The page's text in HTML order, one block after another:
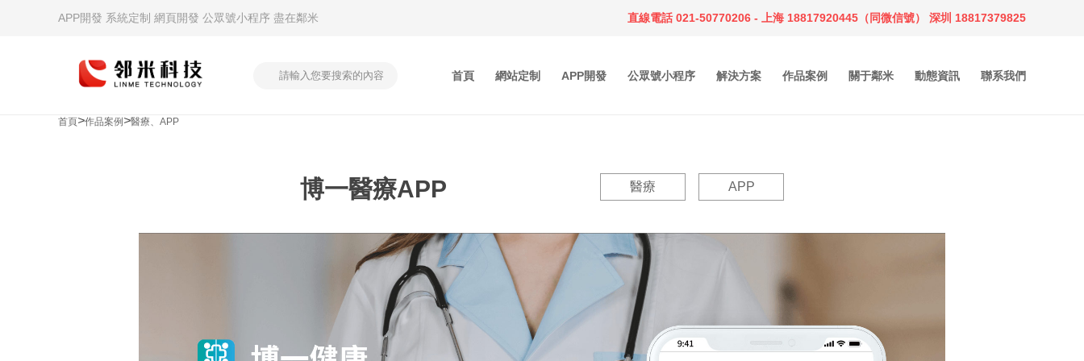
APP開發 系統定制 網頁開發 公眾號小程序 盡在鄰米 直線電話 021-50770206 - 上海 18817920445（同微信號） 深圳 18817379825
首頁 網站定制 APP開發 公眾號小程序 解決方案 作品案例 關于鄰米 動態資訊 聯系我們
解決方案
作品案例
關于鄰米
動態資訊
首頁>作品案例 >醫療、APP
博一醫療APP 醫療 APP